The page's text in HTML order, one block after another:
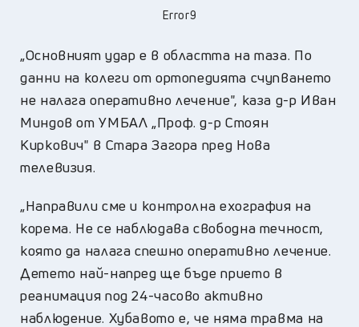
Error9
„Основният удар е в областта на таза. По
данни на колеги от ортопедията счупването
не налага оперативно лечение", каза д-р Иван
Миндов от УМБАЛ „Проф. д-р Стоян
Киркович" в Стара Загора пред Нова
телевизия.
„Направили сме и контролна ехография на
корема. Не се наблюдава свободна течност,
която да налага спешно оперативно лечение.
Детето най-напред ще бъде прието в
реанимация под 24-часово активно
наблюдение. Хубавото е, че няма травма на